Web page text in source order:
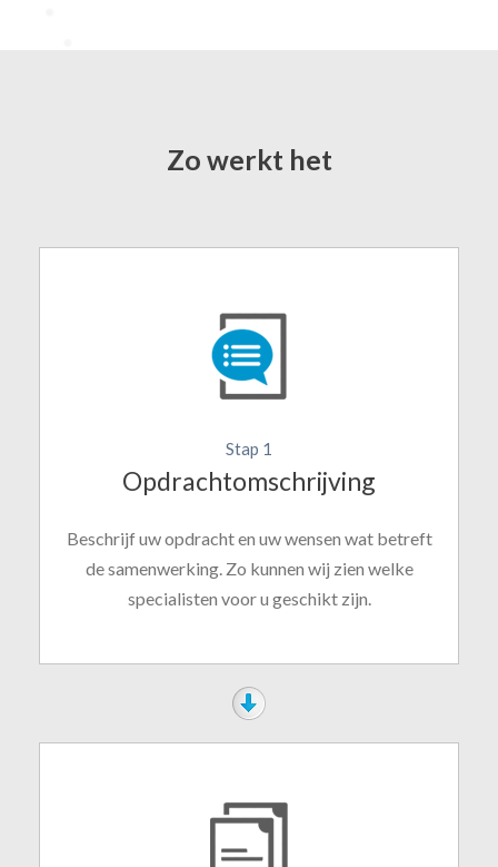
Zo werkt het
Stap 1
Opdrachtomschrijving
Beschrijf uw opdracht en uw wensen wat betreft
de samenwerking. Zo kunnen wij zien welke
specialisten voor u geschikt zijn.